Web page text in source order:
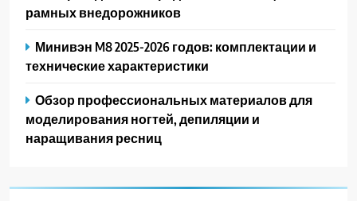
рамных внедорожников
Минивэн M8 2025-2026 годов: комплектации и
технические характеристики
Обзор профессиональных материалов для
моделирования ногтей, депиляции и
наращивания ресниц